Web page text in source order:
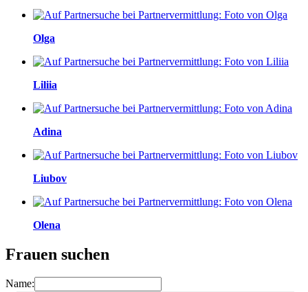
Оlga
Liliia
Adina
Liubov
Olena
Frauen suchen
Name: